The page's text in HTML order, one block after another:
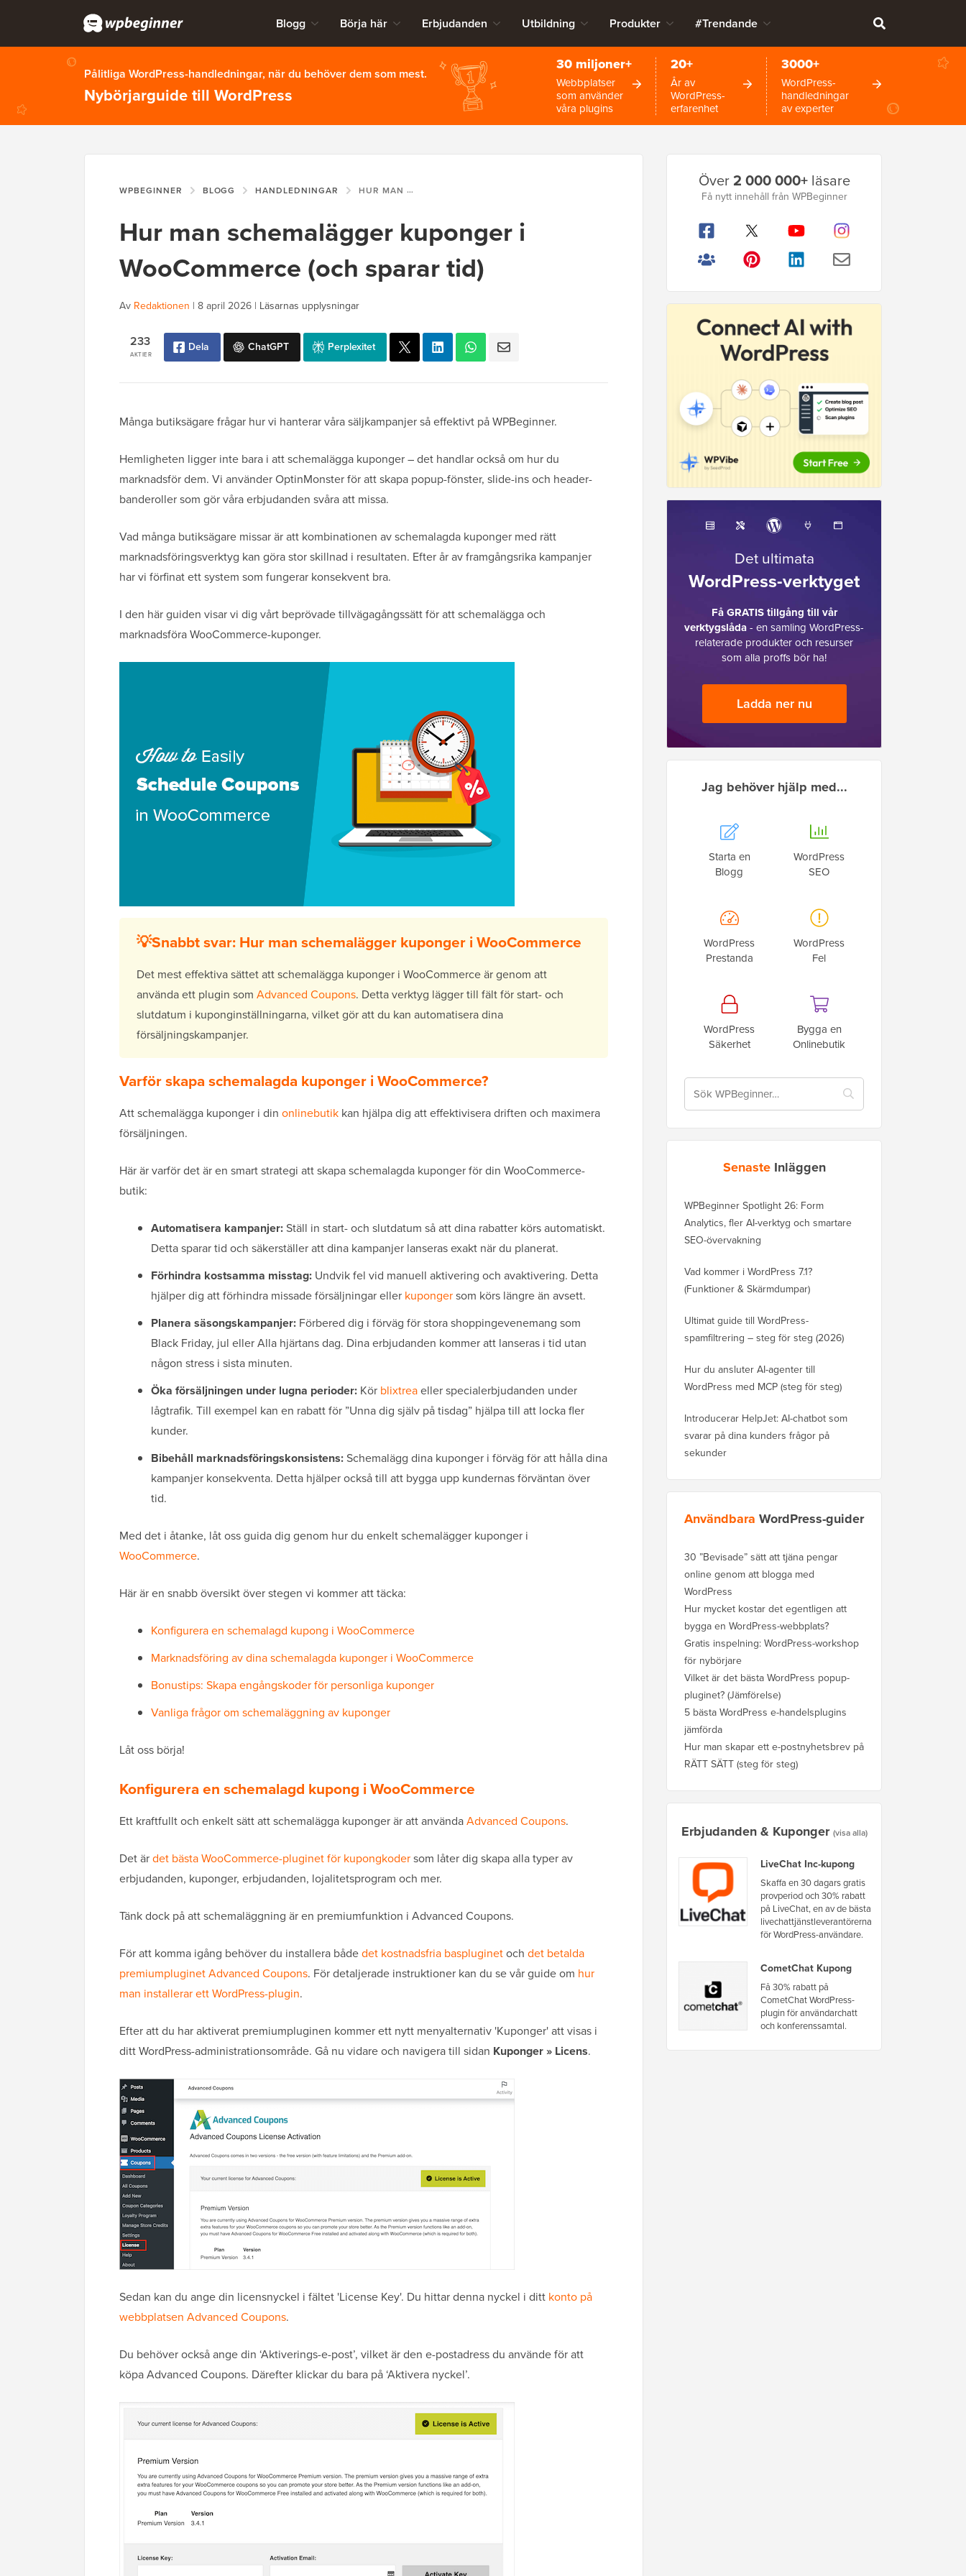
Blogg Börja här Erbjudanden Utbildning Produkter #Trendande
Pålitliga WordPress-handledningar, när du behöver dem som mest.
Nybörjarguide till WordPress
30 miljoner+
Webbplatser
som använder
våra plugins
20+
År av
WordPress-
erfarenhet
3000+
WordPress-
handledningar
av experter
WPBEGINNER BLOGG HANDLEDNINGAR HUR MAN SCHEMALÄGGER KUPONGER I WOOCOMMERCE (OCH SPARAR TID)
Hur man schemalägger kuponger i
WooCommerce (och sparar tid)
Av Redaktionen | 8 april 2026 | Läsarnas upplysningar
AKTIER
233 Dela ChatGPT Perplexitet
Många butiksägare frågar hur vi hanterar våra säljkampanjer så effektivt på WPBeginner.
Hemligheten ligger inte bara i att schemalägga kuponger – det handlar också om hur du
marknadsför dem. Vi använder OptinMonster för att skapa popup-fönster, slide-ins och header-
banderoller som gör våra erbjudanden svåra att missa.
Vad många butiksägare missar är att kombinationen av schemalagda kuponger med rätt
marknadsföringsverktyg kan göra stor skillnad i resultaten. Efter år av framgångsrika kampanjer
har vi förfinat ett system som fungerar konsekvent bra.
I den här guiden visar vi dig vårt beprövade tillvägagångssätt för att schemalägga och
marknadsföra WooCommerce-kuponger.
💡Snabbt svar: Hur man schemalägger kuponger i WooCommerce
Det mest effektiva sättet att schemalägga kuponger i WooCommerce är genom att
använda ett plugin som Advanced Coupons. Detta verktyg lägger till fält för start- och
slutdatum i kuponginställningarna, vilket gör att du kan automatisera dina
försäljningskampanjer.
Varför skapa schemalagda kuponger i WooCommerce?
Att schemalägga kuponger i din onlinebutik kan hjälpa dig att effektivisera driften och maximera
försäljningen.
Här är varför det är en smart strategi att skapa schemalagda kuponger för din WooCommerce-
butik:
Automatisera kampanjer:Ställ in start- och slutdatum så att dina rabatter körs automatiskt.
Detta sparar tid och säkerställer att dina kampanjer lanseras exakt när du planerat.
Förhindra kostsamma misstag: Undvik fel vid manuell aktivering och avaktivering. Detta
hjälper dig att förhindra missade försäljningar eller kupongersom körs längre än avsett.
Planera säsongskampanjer: Förbered dig i förväg för stora shoppingevenemang som
Black Friday, jul eller Alla hjärtans dag. Dina erbjudanden kommer att lanseras i tid utan
någon stress i sista minuten.
Öka försäljningen under lugna perioder: Kör blixtreaeller specialerbjudanden under
lågtrafik. Till exempel kan en rabatt för ”Unna dig själv på tisdag” hjälpa till att locka fler
kunder.
Bibehåll marknadsföringskonsistens:Schemalägg dina kuponger i förväg för att hålla dina
kampanjer konsekventa. Detta hjälper också till att bygga upp kundernas förväntan över
tid.
Med det i åtanke, låt oss guida dig genom hur du enkelt schemalägger kuponger i
WooCommerce.
Här är en snabb översikt över stegen vi kommer att täcka:
Konfigurera en schemalagd kupong i WooCommerce
Marknadsföring av dina schemalagda kuponger i WooCommerce
Bonustips: Skapa engångskoder för personliga kuponger
Vanliga frågor om schemaläggning av kuponger
Låt oss börja!
Konfigurera en schemalagd kupong i WooCommerce
Ett kraftfullt och enkelt sätt att schemalägga kuponger är att användaAdvanced Coupons.
Det ärdet bästa WooCommerce-pluginet för kupongkodersom låter dig skapa alla typer av
erbjudanden, kuponger, erbjudanden, lojalitetsprogram och mer.
Tänk dock på att schemaläggning är en premiumfunktion i Advanced Coupons.
För att komma igång behöver du installera bådedet kostnadsfria baspluginetoch det betalda
premiumpluginet Advanced Coupons. För detaljerade instruktioner kan du se vår guide om hur
man installerar ett WordPress-plugin.
Efter att du har aktiverat premiumpluginen kommer ett nytt menyalternativ 'Kuponger' att visas i
ditt WordPress-administrationsområde. Gå nu vidare och navigera till sidan Kuponger » Licens.
Sedan kan du ange din licensnyckel i fältet 'License Key'. Du hittar denna nyckel i ditt konto på
webbplatsen Advanced Coupons.
Du behöver också ange din ‘Aktiverings-e-post’, vilket är den e-postadress du använde för att
köpa Advanced Coupons. Därefter klickar du bara på ‘Aktivera nyckel’.
Primär
sidofält
Över2 000 000+läsare
Få nytt innehåll från WPBeginner
Det ultimata
WordPress-verktyget
Få GRATIS tillgång till vår
verktygslåda- en samling WordPress-
relaterade produkter och resurser
som alla proffs bör ha!
Ladda ner nu
Jag behöver hjälp med...
Starta en
Blogg
WordPress
SEO
WordPress
Prestanda
WordPress
Fel
WordPress
Säkerhet
Bygga en
Onlinebutik
Senaste Inläggen
WPBeginner Spotlight 26: Form
Analytics, fler AI-verktyg och smartare
SEO-övervakning
Vad kommer i WordPress 7.1?
(Funktioner & Skärmdumpar)
Ultimat guide till WordPress-
spamfiltrering – steg för steg (2026)
Hur du ansluter AI-agenter till
WordPress med MCP (steg för steg)
Introducerar HelpJet: AI-chatbot som
svarar på dina kunders frågor på
sekunder
Användbara WordPress-guider
30 ”Bevisade” sätt att tjäna pengar
online genom att blogga med
WordPress
Hur mycket kostar det egentligen att
bygga en WordPress-webbplats?
Gratis inspelning: WordPress-workshop
för nybörjare
Vilket är det bästa WordPress popup-
pluginet? (Jämförelse)
5 bästa WordPress e-handelsplugins
jämförda
Hur man skapar ett e-postnyhetsbrev på
RÄTT SÄTT (steg för steg)
Erbjudanden & Kuponger (visa alla)
LiveChat Inc-kupong
Skaffa en 30 dagars gratis
provperiod och 30% rabatt
på LiveChat, en av de bästa
livechattjänstleverantörerna
för WordPress-användare.
CometChat Kupong
Få 30% rabatt på
CometChat WordPress-
plugin för användarchatt
och konferenssamtal.